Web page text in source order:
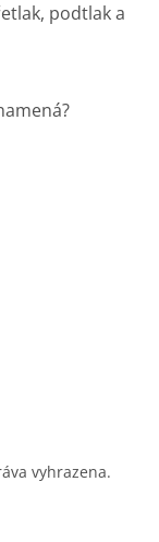
podtlak a
vyhrazena.